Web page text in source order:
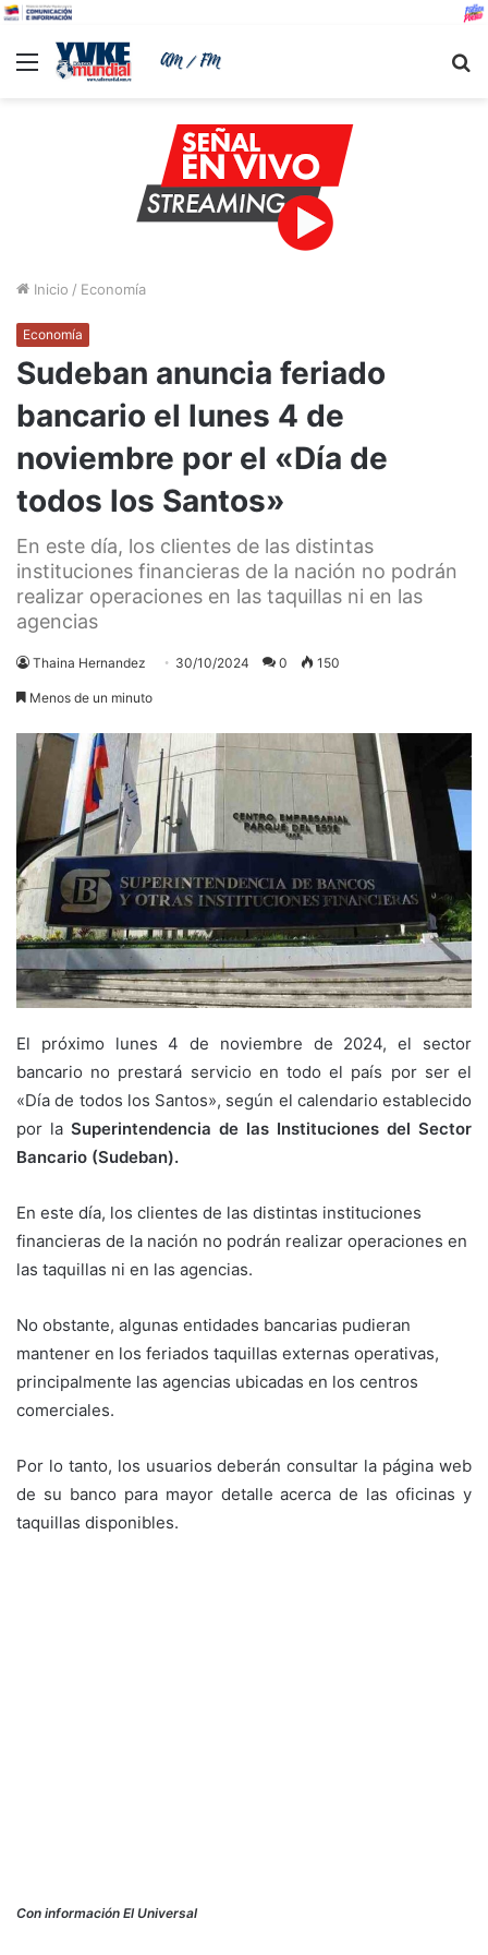
Menu
Inicio / Economía
Economía
Sudeban anuncia feriado
bancario el lunes 4 de
noviembre por el «Día de
todos los Santos»
En este día, los clientes de las distintas
instituciones financieras de la nación no podrán
realizar operaciones en las taquillas ni en las
agencias
Thaina Hernandez 30/10/2024 0 150
Menos de un minuto
El próximo lunes 4 de noviembre de 2024, el sector
bancario no prestará servicio en todo el país por ser el
«Día de todos los Santos», según el calendario establecido
por la Superintendencia de las Instituciones del Sector
Bancario (Sudeban).
En este día, los clientes de las distintas instituciones
financieras de la nación no podrán realizar operaciones en
las taquillas ni en las agencias.
No obstante, algunas entidades bancarias pudieran
mantener en los feriados taquillas externas operativas,
principalmente las agencias ubicadas en los centros
comerciales.
Por lo tanto, los usuarios deberán consultar la página web
de su banco para mayor detalle acerca de las oficinas y
taquillas disponibles.
Con información El Universal